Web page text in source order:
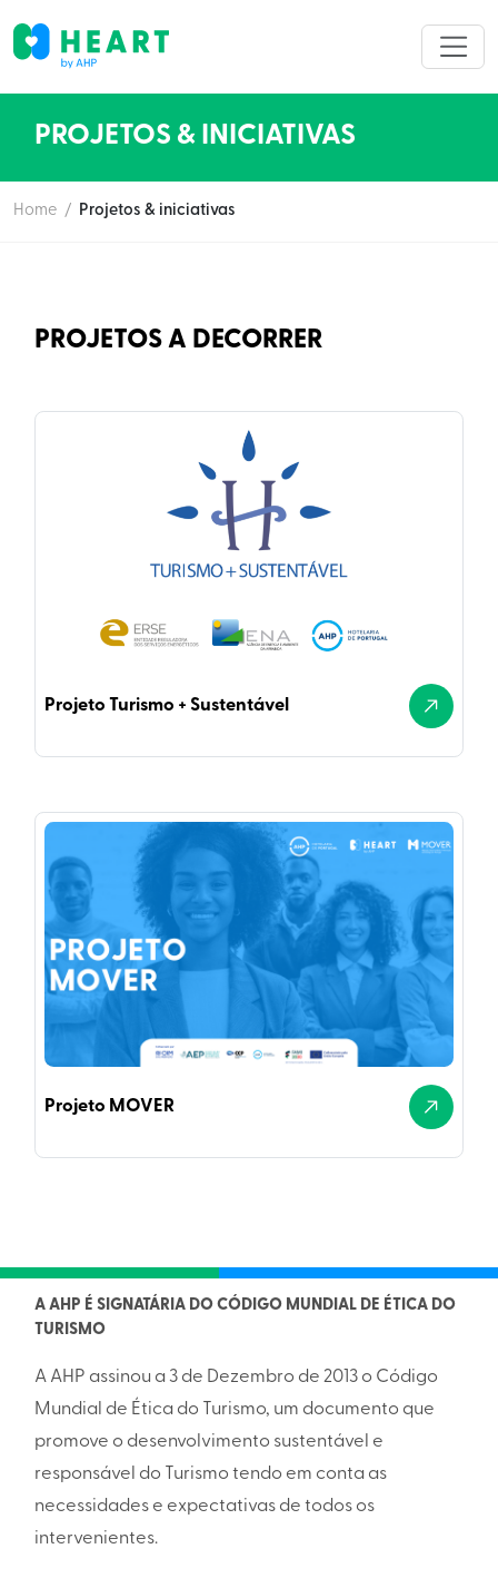
PROJETOS & INICIATIVAS
Home / Projetos & iniciativas
PROJETOS A DECORRER
Projeto Turismo + Sustentável
Projeto MOVER
A AHP É SIGNATÁRIA DO CÓDIGO MUNDIAL DE ÉTICA DO
TURISMO
A AHP assinou a 3 de Dezembro de 2013 o Código
Mundial de Ética do Turismo, um documento que
promove o desenvolvimento sustentável e
responsável do Turismo tendo em conta as
necessidades e expectativas de todos os
intervenientes.